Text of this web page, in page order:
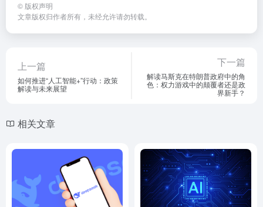
© 版权声明
文章版权归作者所有，未经允许请勿转载。
上一篇
如何推进“人工智能+”行动：政策
解读与未来展望
下一篇
解读马斯克在特朗普政府中的角
色：权力游戏中的颠覆者还是政
界新手？
相关文章